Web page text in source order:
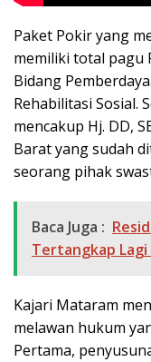
Paket Pokir yang
memiliki total pagu
Bidang
Rehabilitasi Sosial.
mencakup Hj. DD,
Barat yang sudah
seorang pihak
Baca Juga :
Tertangkap Lagi
Kajari Mataram
melawan hukum
Pertama,